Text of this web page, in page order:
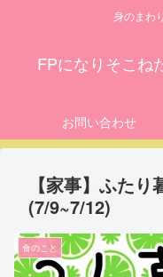
身のまわ
FPになりそこね
お問い合わせ
【家事】ふた
(7/9~7/12)
食のこと